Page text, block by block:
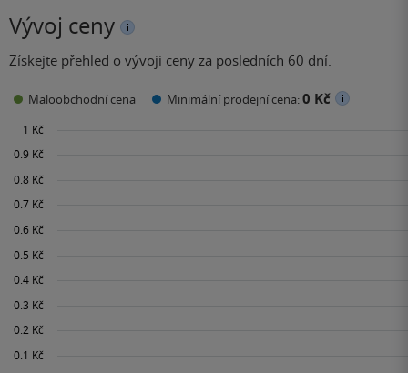
celá kniha. Minulosť musí zostať minulosťou, výčitky
príbeh. Stačí mať odvahu. 5/5*
Vývoj ceny
Získejte přehled o vývoji ceny za posledních 60 dní.
Maloobchodní cena Minimální prodejní cena:0 Kč